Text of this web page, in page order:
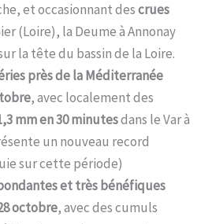
et occasionnant descrues
(Loire), la Deume à Annonay
la tête du bassin de la Loire.
près de la Méditerranée
, avec localement des
mm en 30 minutesdans le Var à
un nouveau record
sur cette période)
et très bénéfiques
octobre, avec des cumuls